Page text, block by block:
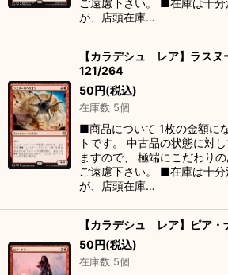
ご遠慮下さい。 ■在庫は十
が、店頭在庫…
【カラデシュ レア】ラス
121/264
50円(税込)
在庫数 5個
■商品について 1枚の金額に
トです。 中古品の状態に対
ますので、 極端にこだわり
ご遠慮下さい。 ■在庫は十
が、店頭在庫…
【カラデシュ レア】ピア
50円(税込)
在庫数 5個